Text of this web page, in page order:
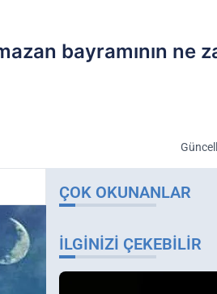
bayramının ne
ÇOK OKUNANLAR
İLGINIZI ÇEKEBILIR